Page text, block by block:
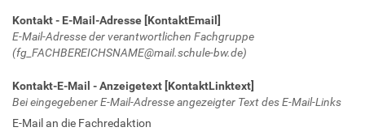
Kontakt - E-Mail-Adresse [KontaktEmail]
E-Mail-Adresse der verantwortlichen Fachgruppe
(fg_FACHBEREICHSNAME@mail.schule-bw.de)
Kontakt-E-Mail - Anzeigetext [KontaktLinktext]
Bei eingegebener E-Mail-Adresse angezeigter Text des E-Mail-Links
E-Mail an die Fachredaktion